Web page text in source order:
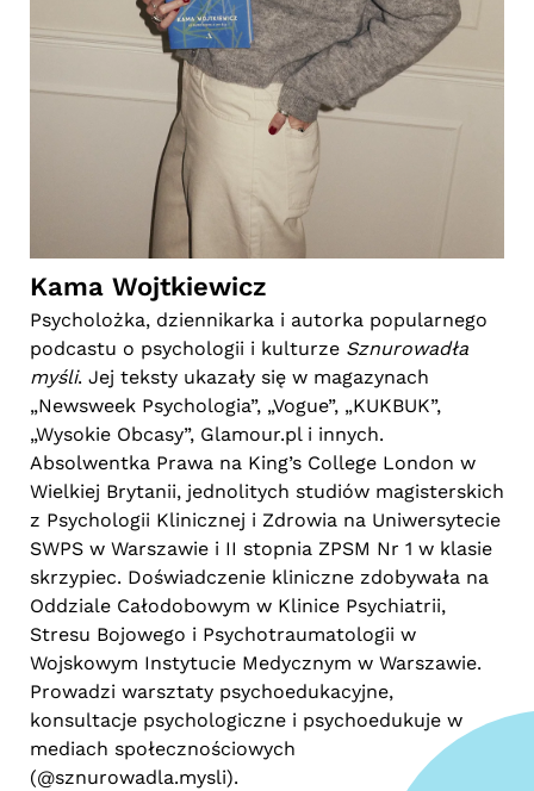
Kama Wojtkiewicz
Psycholożka, dziennikarka i autorka popularnego
podcastu o psychologii i kulturze Sznurowadła
myśli. Jej teksty ukazały się w magazynach
„Newsweek Psychologia”, „Vogue”, „KUKBUK”,
„Wysokie Obcasy”, Glamour.pl i innych.
Absolwentka Prawa na King’s College London w
Wielkiej Brytanii, jednolitych studiów magisterskich
z Psychologii Klinicznej i Zdrowia na Uniwersytecie
SWPS w Warszawie i II stopnia ZPSM Nr 1 w klasie
skrzypiec. Doświadczenie kliniczne zdobywała na
Oddziale Całodobowym w Klinice Psychiatrii,
Stresu Bojowego i Psychotraumatologii w
Wojskowym Instytucie Medycznym w Warszawie.
Prowadzi warsztaty psychoedukacyjne,
konsultacje psychologiczne i psychoedukuje w
mediach społecznościowych
(@sznurowadla.mysli).